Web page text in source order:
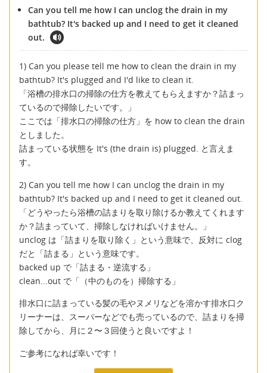
Can you tell me how I can unclog the drain in my
bathtub? It's backed up and I need to get it cleaned
out.
1) Can you please tell me how to clean the drain in my
bathtub? It's plugged and I'd like to clean it.
「浴槽の排水口の掃除の仕方を教えてもらえますか？詰まっ
ているので掃除したいです。」
ここでは「排水口の掃除の仕方」を how to clean the drain
としました。
詰まっている状態を It's (the drain is) plugged. と言えま
す。
2) Can you tell me how I can unclog the drain in my
bathtub? It's backed up and I need to get it cleaned out.
「どうやったら浴槽の詰まりを取り除けるか教えてくれます
か？詰まっていて、掃除しなければいけません。」
unclog は「詰まりを取り除く」という意味で、反対に clog
だと「詰まる」という意味です。
backed up で「詰まる・逆流する」
clean...out で「（中のものを）掃除する」
排水口に詰まっている髪の毛やヌメリなどを溶かす排水口ク
リーナーは、スーパーなどでも売っているので、詰まりを掃
除してから、月に２〜３回使うと良いですよ！
ご参考になれば幸いです！